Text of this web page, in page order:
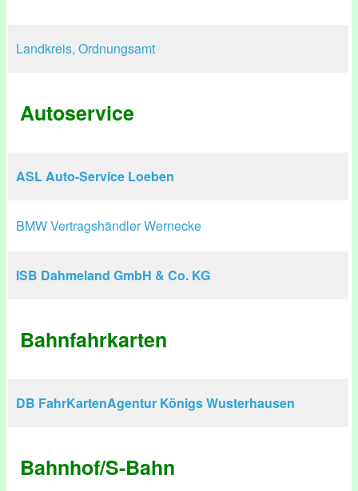
Landkreis, Ordnungsamt
Autoservice
ASL Auto-Service Loeben
BMW Vertragshändler Wernecke
ISB Dahmeland GmbH & Co. KG
Bahnfahrkarten
DB FahrKartenAgentur Königs Wusterhausen
Bahnhof/S-Bahn